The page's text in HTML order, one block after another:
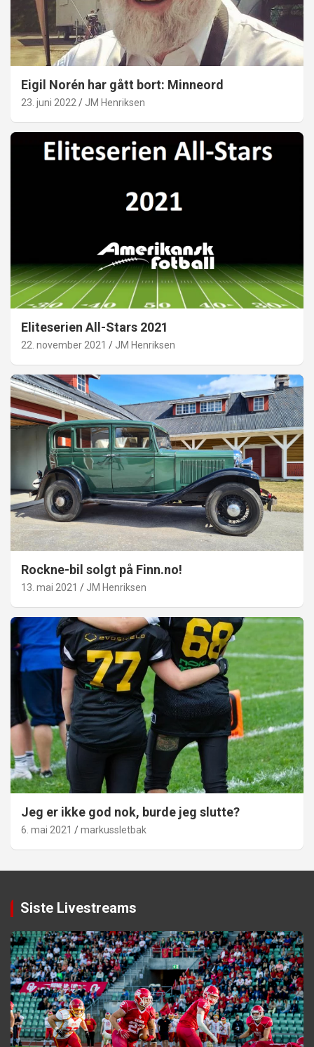
Eigil Norén har gått bort: Minneord
23. juni 2022 JM Henriksen
Eliteserien All-Stars 2021
22. november 2021 JM Henriksen
Rockne-bil solgt på Finn.no!
13. mai 2021 JM Henriksen
Jeg er ikke god nok, burde jeg slutte?
6. mai 2021 markussletbak
Siste Livestreams